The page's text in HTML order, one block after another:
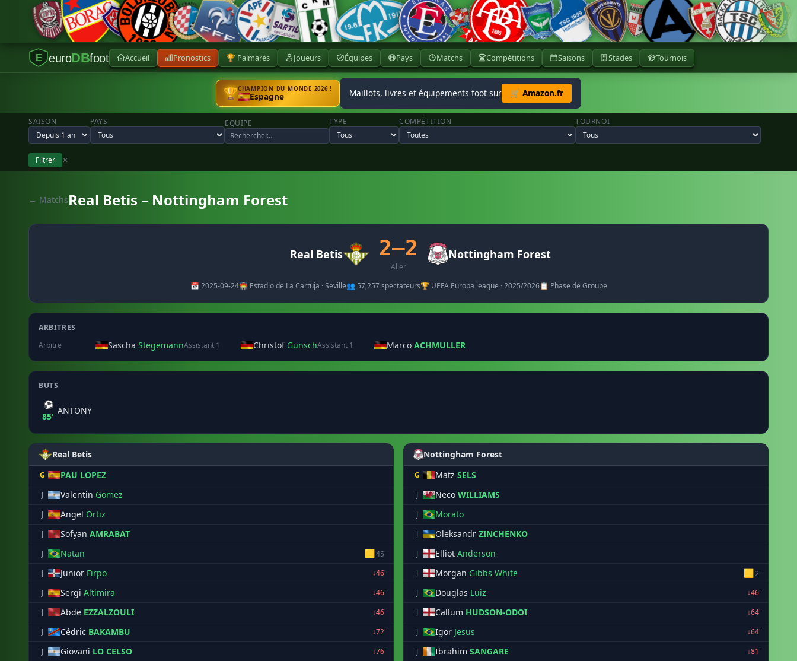
E euroDBfoot Accueil Pronostics 🏆 Palmarès Joueurs Équipes Pays Matchs Compétitions Saisons Stades Tournois
🏆CHAMPION DU MONDE 2026 !
Espagne Maillots, livres et équipements foot sur 🛒 Amazon.fr
SAISON PAYS EQUIPE TYPE COMPÉTITION TOURNOI
Filtrer ✕
← MatchsReal Betis – Nottingham Forest
Real Betis 2–2
Aller
Nottingham Forest
📅 2025-09-24🏟️ Estadio de La Cartuja · Seville👥 57,257 spectateurs🏆 UEFA Europa league · 2025/2026📋 Phase de Groupe
ARBITRES
Arbitre
Sascha StegemannAssistant 1 Christof GunschAssistant 1 Marco ACHMULLER
BUTS
⚽
85'
ANTONY
Real Betis
G PAU LOPEZ
J Valentin Gomez
J Angel Ortiz
J Sofyan AMRABAT
J Natan 🟨45'
J
Junior Firpo
↓46'
J
Sergi Altimira
↓46'
J
Abde EZZALZOULI
↓46'
J
Cédric BAKAMBU
↓72'
J
Giovani LO CELSO
↓76'
Nottingham Forest
G Matz SELS
J Neco WILLIAMS
J Morato
J Oleksandr ZINCHENKO
J Elliot Anderson
J Morgan Gibbs White 🟨2'
J
Douglas Luiz
↓46'
J
Callum HUDSON-ODOI
↓64'
J
Igor Jesus
↓64'
J
Ibrahim SANGARE
↓81'